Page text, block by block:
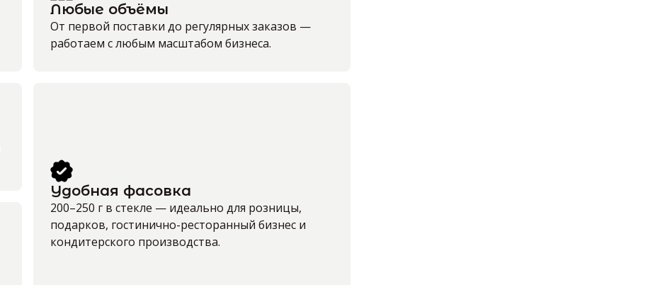
Любые объёмы
От первой поставки до регулярных заказов —
работаем с любым масштабом бизнеса.
Удобная фасовка
200–250 г в стекле — идеально для розницы,
подарков, гостинично-ресторанный бизнес и
кондитерского производства.